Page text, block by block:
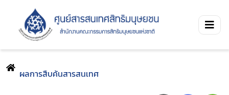
ผลการสืบค้นสารสนเทศ